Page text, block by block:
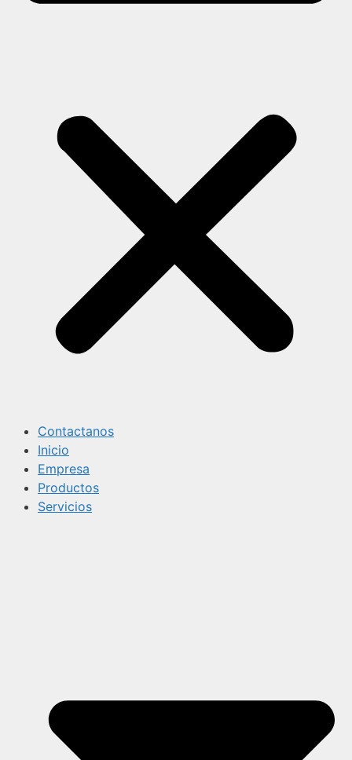
Contactanos
Inicio
Empresa
Productos
Servicios